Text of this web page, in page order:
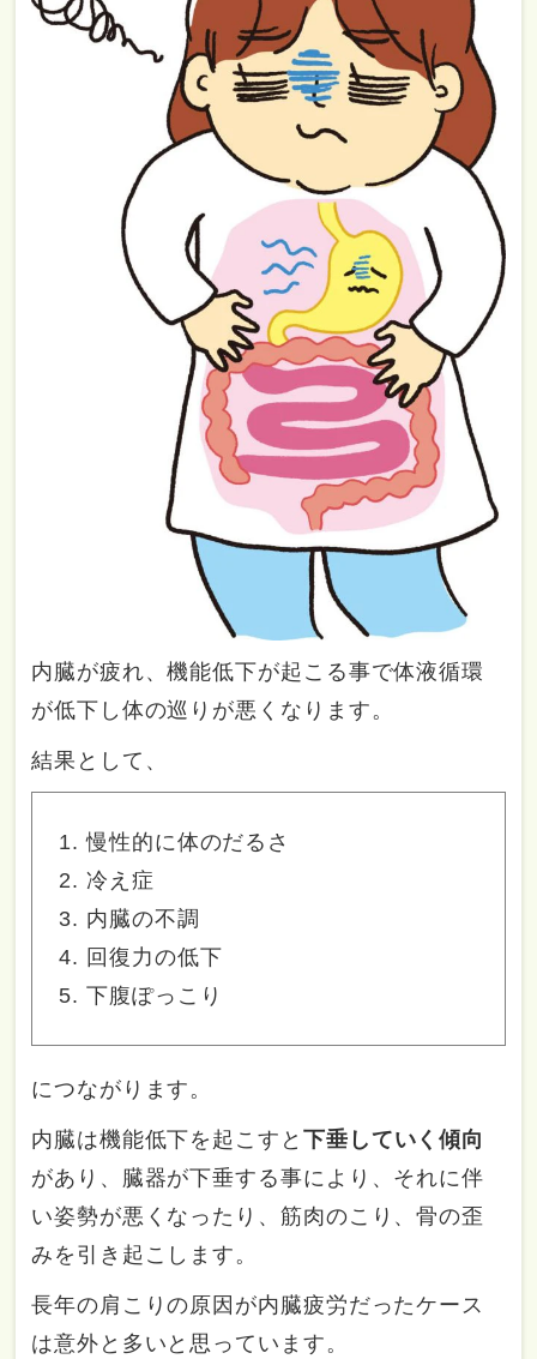
内臓が疲れ、機能低下が起こる事で体液循環
が低下し体の巡りが悪くなります。
結果として、
慢性的に体のだるさ
冷え症
内臓の不調
回復力の低下
下腹ぽっこり
につながります。
内臓は機能低下を起こすと 下垂していく傾向
があり、臓器が下垂する事により、それに伴
い姿勢が悪くなったり、筋肉のこり、骨の歪
みを引き起こします。
長年の肩こりの原因が内臓疲労だったケース
は意外と多いと思っています。